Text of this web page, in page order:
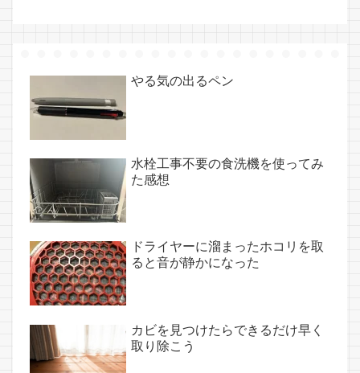
やる気の出るペン
水栓工事不要の食洗機を使ってみ
た感想
ドライヤーに溜まったホコリを取
ると音が静かになった
カビを見つけたらできるだけ早く
取り除こう